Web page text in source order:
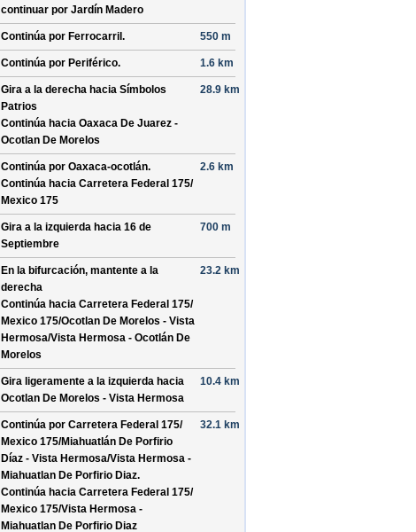
continuar por Jardín Madero
Continúa por Ferrocarril . 550 m
Continúa por Periférico. 1.6 km
Gira a la derecha hacia Símbolos
Patrios
Continúa hacia Oaxaca De Juarez -
Ocotlan De Morelos
28.9 km
Continúa por Oaxaca-ocotlán.
Continúa hacia Carretera Federal 175/
Mexico 175
2.6 km
Gira a la izquierda hacia 16 de
Septiembre
700 m
En la bifurcación, mantente a la
derecha
Continúa hacia Carretera Federal 175/
Mexico 175/Ocotlan De Morelos - Vista
Hermosa/Vista Hermosa - Ocotlán De
Morelos
23.2 km
Gira ligeramente a la izquierda hacia
Ocotlan De Morelos - Vista Hermosa
10.4 km
Continúa por Carretera Federal 175/
Mexico 175/Miahuatlán De Porfirio
Díaz - Vista Hermosa/Vista Hermosa -
Miahuatlan De Porfirio Diaz.
Continúa hacia Carretera Federal 175/
Mexico 175/Vista Hermosa -
Miahuatlan De Porfirio Diaz
32.1 km